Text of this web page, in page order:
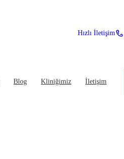
Hızlı İletişim
Blog Kliniğimiz İletişim